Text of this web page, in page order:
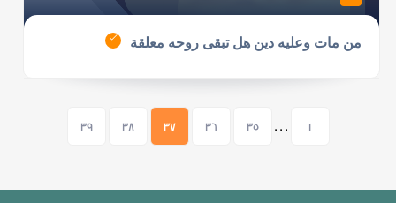
من مات وعليه دين هل تبقى روحه معلقة
1
. . .
35
36
37
38
39